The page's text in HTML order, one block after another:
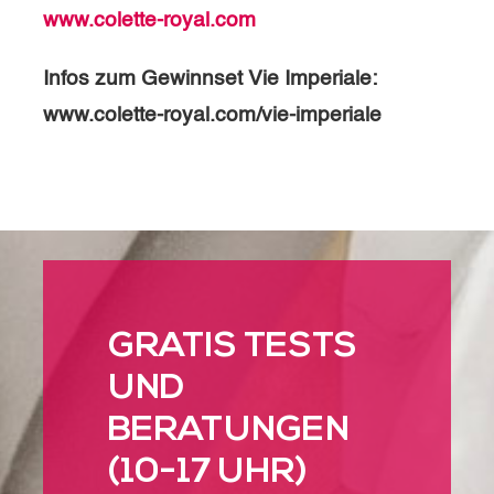
www.colette-royal.com
Infos zum Gewinnset Vie Imperiale:
www.colette-royal.com/vie-imperiale
GRATIS TESTS
UND
BERATUNGEN
(10-17 UHR)